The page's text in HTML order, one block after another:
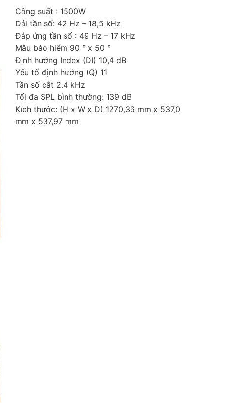
Công suất : 1500W
Dải tần số: 42 Hz – 18,5 kHz
Đáp ứng tần số : 49 Hz – 17 kHz
Mẫu bảo hiểm 90 ° x 50 °
Định hướng Index (DI) 10,4 dB
Yếu tố định hướng (Q) 11
Tần số cắt 2.4 kHz
Tối đa SPL bình thường: 139 dB
Kích thước: (H x W x D) 1270,36 mm x 537,0
mm x 537,97 mm